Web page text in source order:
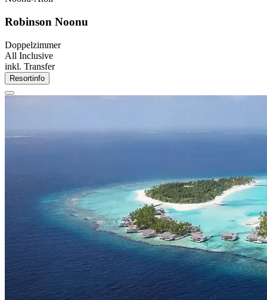
Robinson Noonu
Doppelzimmer
All Inclusive
inkl. Transfer
Resortinfo